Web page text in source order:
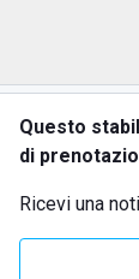
Questo
di
Ricevi una